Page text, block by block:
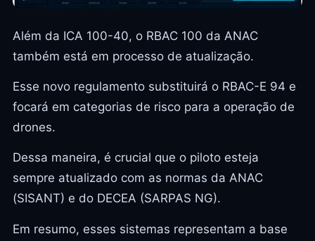
Além da ICA 100-40, o RBAC 100 da ANAC
também está em processo de atualização.
Esse novo regulamento substituirá o RBAC-E 94 e
focará em categorias de risco para a operação de
drones.
Dessa maneira, é crucial que o piloto esteja
sempre atualizado com as normas da ANAC
(SISANT) e do DECEA (SARPAS NG).
Em resumo, esses sistemas representam a base